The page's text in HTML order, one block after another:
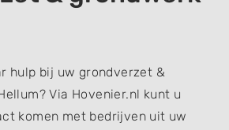
hulp bij uw grondverzet &
Via Hovenier.nl kunt u
komen met bedrijven uit uw